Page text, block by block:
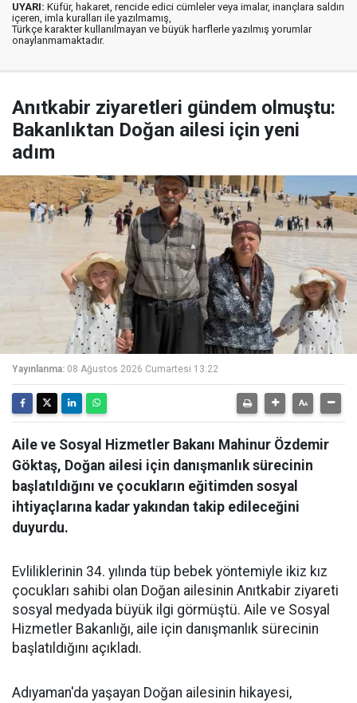
UYARI: Küfür, hakaret, rencide edici cümleler veya imalar, inançlara saldırı
içeren, imla kuralları ile yazılmamış,
Türkçe karakter kullanılmayan ve büyük harflerle yazılmış yorumlar
onaylanmamaktadır.
Anıtkabir ziyaretleri gündem olmuştu:
Bakanlıktan Doğan ailesi için yeni
adım
Yayınlanma: 08 Ağustos 2026 Cumartesi 13:22
Aile ve Sosyal Hizmetler Bakanı Mahinur Özdemir
Göktaş, Doğan ailesi için danışmanlık sürecinin
başlatıldığını ve çocukların eğitimden sosyal
ihtiyaçlarına kadar yakından takip edileceğini
duyurdu.
Evliliklerinin 34. yılında tüp bebek yöntemiyle ikiz kız
çocukları sahibi olan Doğan ailesinin Anıtkabir ziyareti
sosyal medyada büyük ilgi görmüştü. Aile ve Sosyal
Hizmetler Bakanlığı, aile için danışmanlık sürecinin
başlatıldığını açıkladı.
Adıyaman'da yaşayan Doğan ailesinin hikayesi,